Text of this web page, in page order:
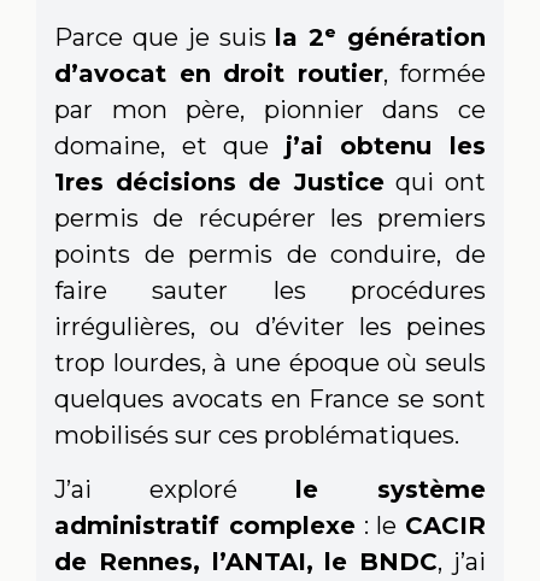
Parce que je suis la 2ᵉ génération
d’avocat en droit routier, formée
par mon père, pionnier dans ce
domaine, et que j’ai obtenu les
1res décisions de Justicequi ont
permis de récupérer les premiers
points de permis de conduire, de
faire sauter les procédures
irrégulières, ou d’éviter les peines
trop lourdes, à une époque où seuls
quelques avocats en France se sont
mobilisés sur ces problématiques.
J’ai exploré le système
administratif complexe: le CACIR
de Rennes, l’ANTAI, le BNDC, j’ai